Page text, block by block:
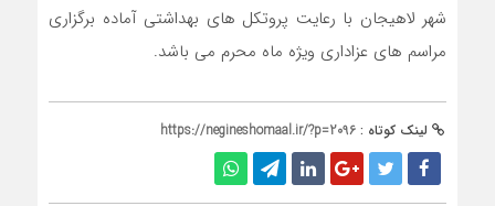
شهر لاهیجان با رعایت پروتکل های بهداشتی آماده برگزاری
مراسم های عزاداری ویژه ماه محرم می باشد.
لینک کوتاه : https://negineshomaal.ir/?p=2096